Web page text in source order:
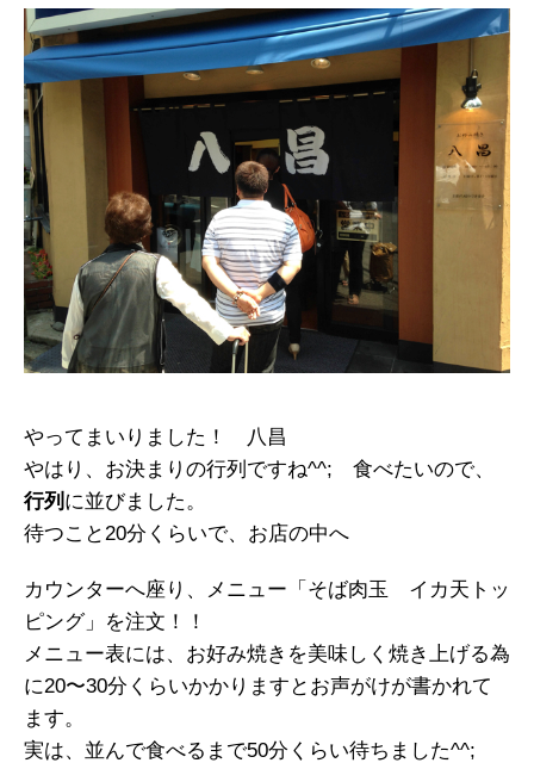
やってまいりました！ 八昌
やはり、お決まりの行列ですね^^; 食べたいので、
行列 に並びました。
待つこと20分くらいで、お店の中へ
カウンターへ座り、メニュー「そば肉玉 イカ天トッ
ピング」を注文！！
メニュー表には、お好み焼きを美味しく焼き上げる為
に20〜30分くらいかかりますとお声がけが書かれて
ます。
実は、並んで食べるまで50分くらい待ちました^^;